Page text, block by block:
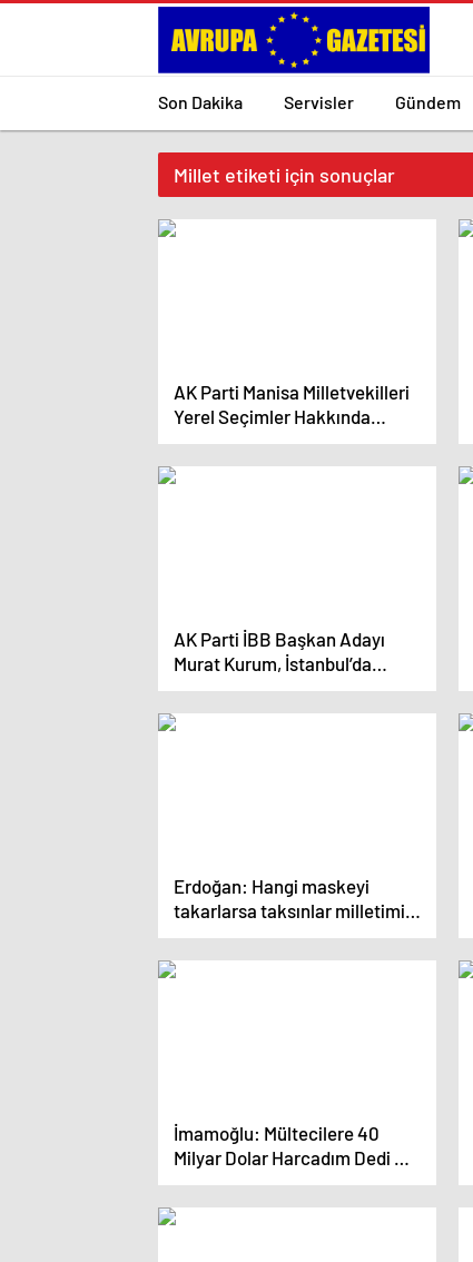
Son Dakika Servisler Gündem
Millet etiketi için sonuçlar
AK Parti Manisa Milletvekilleri
Yerel Seçimler Hakkında
Konuştu
AK Parti İBB Başkan Adayı
Murat Kurum, İstanbul’da
Vatandaşlarla Buluştu
Erdoğan: Hangi maskeyi
takarlarsa taksınlar milletimiz
bunların ne olduğunu artık
gayet iyi biliyor
İmamoğlu: Mültecilere 40
Milyar Dolar Harcadım Dedi mi
Peki O Yük Olmadı… Ülkenin
Kötü Yönetimini Suratlarına
Vurmaya Devam Edeceğim